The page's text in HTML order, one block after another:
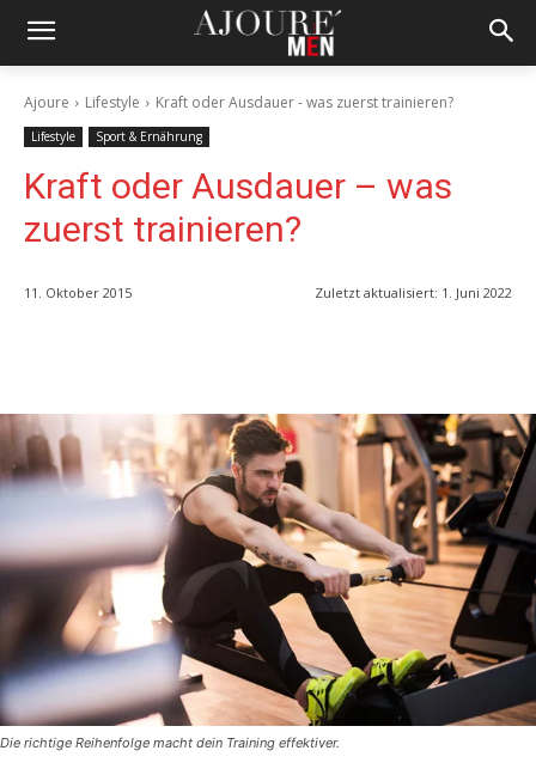
Ajoure Lifestyle Kraft oder Ausdauer - was zuerst trainieren?
Lifestyle Sport & Ernährung
Kraft oder Ausdauer – was
zuerst trainieren?
11. Oktober 2015 Zuletzt aktualisiert: 1. Juni 2022
Die richtige Reihenfolge macht dein Training effektiver.